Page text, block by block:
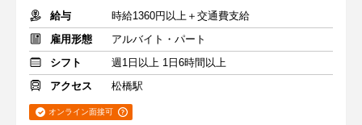
給与
時給1360円以上＋交通費支給
雇用形態
アルバイト・パート
シフト
週1日以上 1日6時間以上
アクセス
松橋駅
オンライン面接可